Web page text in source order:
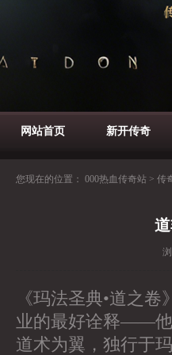
网站首页 新开传奇
您现在的位置： 000热血传奇站 > 传
《玛法圣典•道之
业的最好诠释——他
道术为翼，独行于